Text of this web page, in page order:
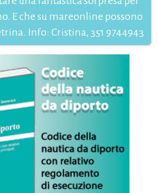
E che su mareonline possono
Info: Cristina, 351 9744943